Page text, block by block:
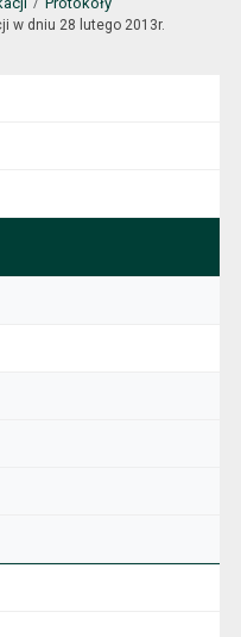
w dniu 28 lutego 2013r.